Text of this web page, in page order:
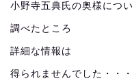
小野寺五典氏の奥様につ
調べたところ
詳細な情報は
得られませんでした・・・